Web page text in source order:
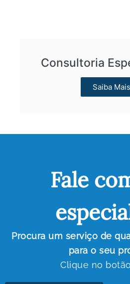
Consultoria
Saiba Mais
Fale
Procura um serviço de
para o seu
Clique no